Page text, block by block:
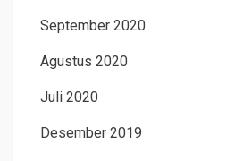
September 2020
Agustus 2020
Juli 2020
Desember 2019